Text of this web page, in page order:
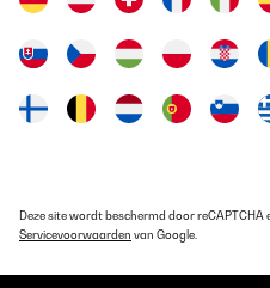
Deze site wordt beschermd door reCAPTCHA
Servicevoorwaarden van Google.